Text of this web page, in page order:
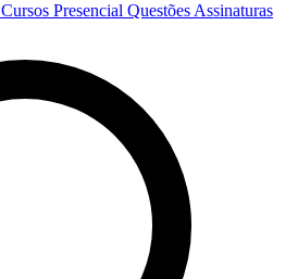
Cursos Presencial Questões Assinaturas